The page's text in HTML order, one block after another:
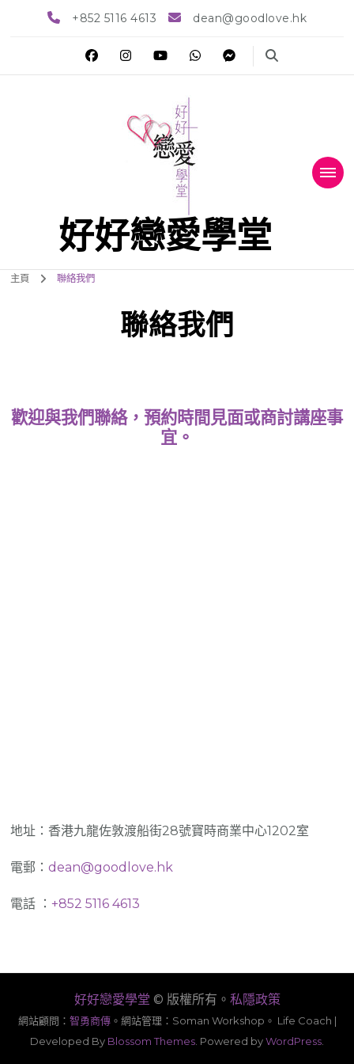
+852 5116 4613 dean@goodlove.hk
好好戀愛學堂
主頁 聯絡我們
聯絡我們
歡迎與我們聯絡，預約時間見面或商討講座事
宜。
地址：香港九龍佐敦渡船街28號寶時商業中心1202室
電郵：dean@goodlove.hk
電話 ：+852 5116 4613
好好戀愛學堂 © 版權所有。 私隱政策
網站顧問： 智勇商傳。 網站管理：Soman Workshop。 Life Coach |
Developed By Blossom Themes . Powered byWordPress